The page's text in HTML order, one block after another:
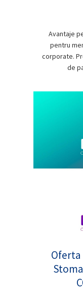
Avantaje
pentru
corporate.
de
Oferta